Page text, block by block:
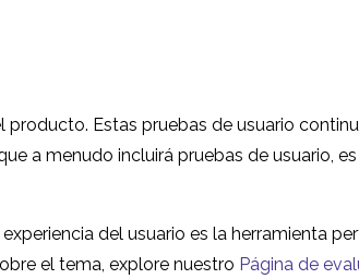
Estas pruebas de usuario
a menudo incluirá pruebas de usuario,
del usuario es la herramienta
el tema, explore nuestro Página de